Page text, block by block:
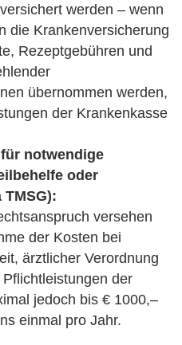
werden – wenn
die Krankenversicherung
Rezeptgebühren und
übernommen werden,
der Krankenkasse
notwendige
oder
TMSG):
versehen
der Kosten bei
ärztlicher Verordnung
der
jedoch bis € 1000,–
einmal pro Jahr.